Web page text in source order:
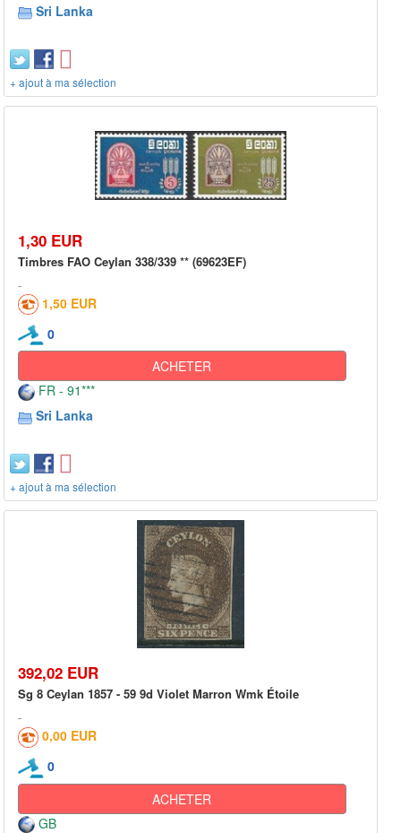
Sri Lanka
+ ajout à ma sélection
1,30 EUR
Timbres FAO Ceylan 338/339 ** (69623EF)
1,50 EUR
0
ACHETER
FR - 91***
Sri Lanka
+ ajout à ma sélection
392,02 EUR
Sg 8 Ceylan 1857 - 59 9d Violet Marron Wmk Étoile
0,00 EUR
0
ACHETER
GB